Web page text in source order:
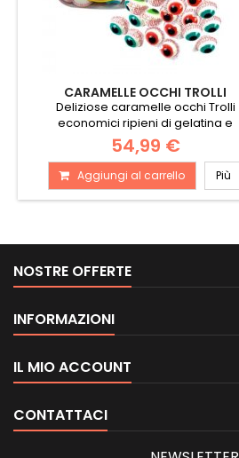
CARAMELLE OCCHI TROLLI
Deliziose caramelle occhi Trolli
economici ripieni di gelatina e
confezionati...
54,99 €
Aggiungi al carrello Più
NOSTRE OFFERTE
INFORMAZIONI
IL MIO ACCOUNT
CONTATTACI